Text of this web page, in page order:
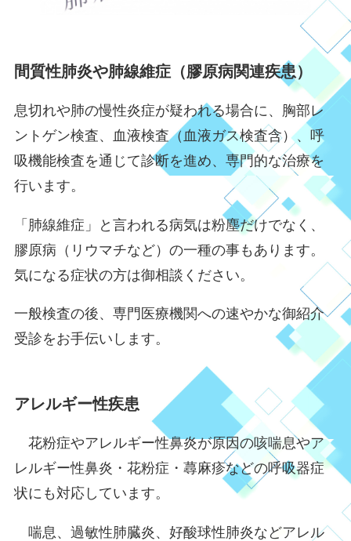
間質性肺炎や肺線維症（膠原病関連疾患）
息切れや肺の慢性炎症が疑われる場合に、胸部レ
ントゲン検査、血液検査（血液ガス検査含）、呼
吸機能検査を通じて診断を進め、専門的な治療を
行います。
「肺線維症」と言われる病気は粉塵だけでなく、
膠原病（リウマチなど）の一種の事もあります。
気になる症状の方は御相談ください。
一般検査の後、専門医療機関への速やかな御紹介
受診をお手伝いします。
アレルギー性疾患
花粉症やアレルギー性鼻炎が原因の咳喘息やア
レルギー性鼻炎・花粉症・蕁麻疹などの呼吸器症
状にも対応しています。
喘息、過敏性肺臓炎、好酸球性肺炎などアレル